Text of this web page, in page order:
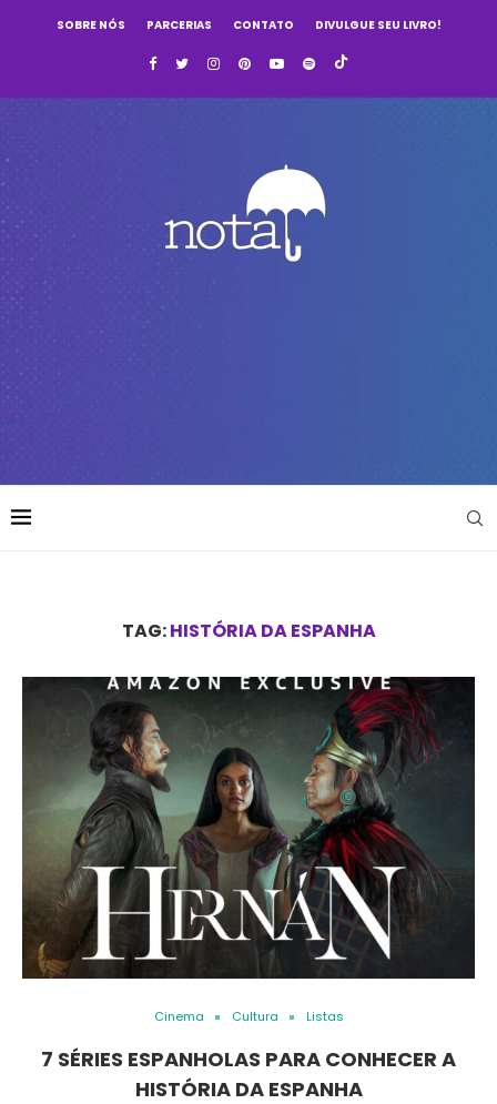
SOBRE NÓS PARCERIAS CONTATO DIVULGUE SEU LIVRO!
TAG:HISTÓRIA DA ESPANHA
Cinema Cultura Listas
7 SÉRIES ESPANHOLAS PARA CONHECER A
HISTÓRIA DA ESPANHA